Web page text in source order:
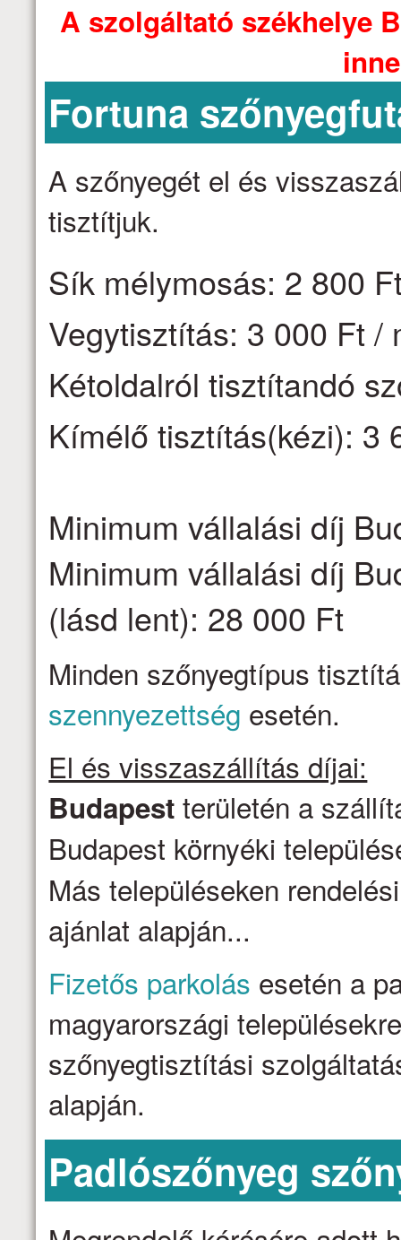
A szolgáltató székhelye
Fortuna
A szőnyegét el és
tisztítjuk.
Sík mélymosás: 2 800
Vegytisztítás: 3 000 Ft /
Kétoldalról tisztítandó
Kímélő tisztítás(kézi): 3
Minimum vállalási díj
Minimum vállalási díj
(lásd lent): 28 000 Ft
Minden szőnyegtípus
szennyezettség esetén.
El és visszaszállítás díjai:
Budapest területén a
Budapest környéki
Más településeken
ajánlat alapján...
Fizetős parkolás esetén a
magyarországi
szőnyegtisztítási
alapján.
Padlószőnyeg